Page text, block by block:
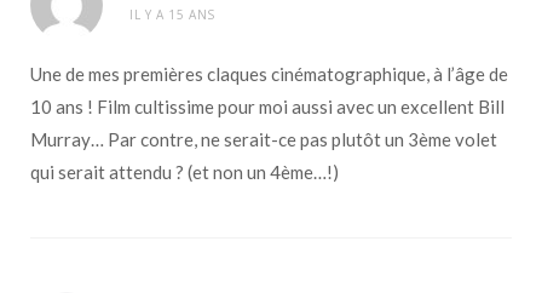
IL Y A 15 ANS
Une de mes premières claques cinématographique, à l’âge de
10 ans ! Film cultissime pour moi aussi avec un excellent Bill
Murray… Par contre, ne serait-ce pas plutôt un 3ème volet
qui serait attendu ? (et non un 4ème…!)